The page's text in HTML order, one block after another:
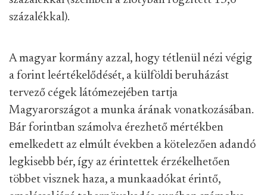
százalékkal).
A magyar kormány azzal, hogy tétlenül nézi végig
a forint leértékelődését, a külföldi beruházást
tervező cégek látómezejében tartja
Magyarországot a munka árának vonatkozásában.
Bár forintban számolva érezhető mértékben
emelkedett az elmúlt években a kötelezően adandó
legkisebb bér, így az érintettek érzékelhetően
többet visznek haza, a munkaadókat érintő,